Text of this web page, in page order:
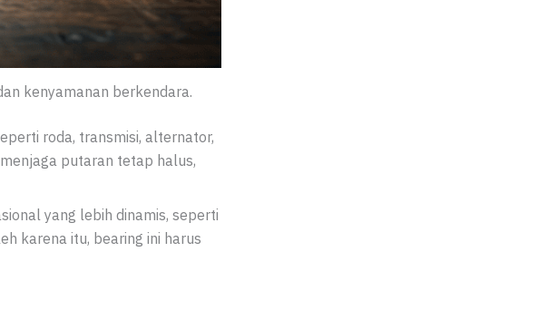
kenyamanan berkendara.
roda, transmisi, alternator,
putaran tetap halus,
yang lebih dinamis, seperti
karena itu, bearing ini harus